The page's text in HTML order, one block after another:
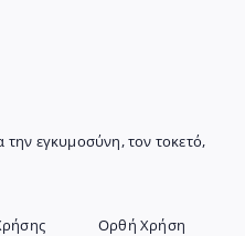
την εγκυμοσύνη, τον τοκετό,
Ορθή Χρήση